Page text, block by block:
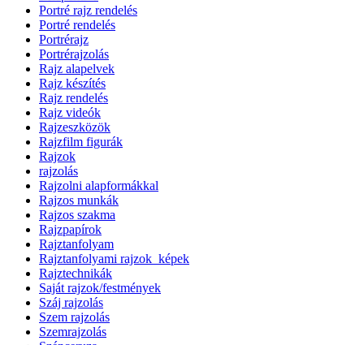
Portré rajz rendelés
Portré rendelés
Portrérajz
Portrérajzolás
Rajz alapelvek
Rajz készítés
Rajz rendelés
Rajz videók
Rajzeszközök
Rajzfilm figurák
Rajzok
rajzolás
Rajzolni alapformákkal
Rajzos munkák
Rajzos szakma
Rajzpapírok
Rajztanfolyam
Rajztanfolyami rajzok_képek
Rajztechnikák
Saját rajzok/festmények
Száj rajzolás
Szem rajzolás
Szemrajzolás